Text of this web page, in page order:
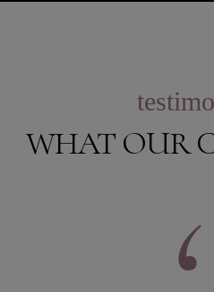
WHAT OUR